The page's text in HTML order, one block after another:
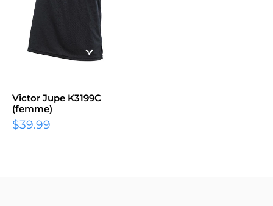
Victor Jupe K3199C
(femme)
$39.99